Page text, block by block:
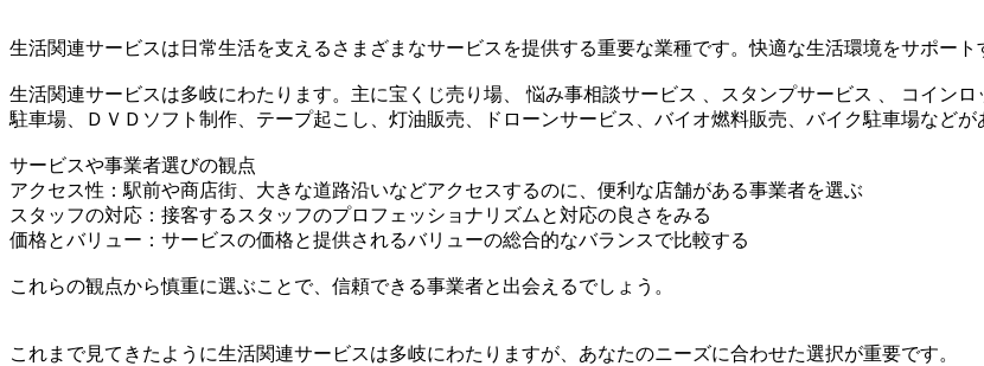
生活関連サービスは日常生活を支えるさまざまなサービスを提供する重要な業種です。快適な生活環境をサポー
生活関連サービスは多岐にわたります。主に宝くじ売り場、 悩み事相談サービス 、スタンプサービス 、 コイン
駐車場、ＤＶＤソフト制作、テープ起こし、灯油販売、ドローンサービス、バイオ燃料販売、バイク駐車場などが
サービスや事業者選びの観点
アクセス性：駅前や商店街、大きな道路沿いなどアクセスするのに、便利な店舗がある事業者を選ぶ
スタッフの対応：接客するスタッフのプロフェッショナリズムと対応の良さをみる
価格とバリュー：サービスの価格と提供されるバリューの総合的なバランスで比較する
これらの観点から慎重に選ぶことで、信頼できる事業者と出会えるでしょう。
これまで見てきたように生活関連サービスは多岐にわたりますが、あなたのニーズに合わせた選択が重要です。